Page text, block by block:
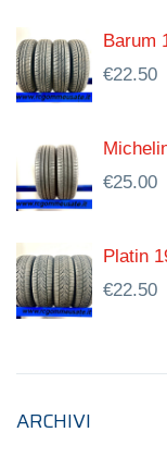
Barum
€22.50
€25.00
Platin
€22.50
ARCHIVI